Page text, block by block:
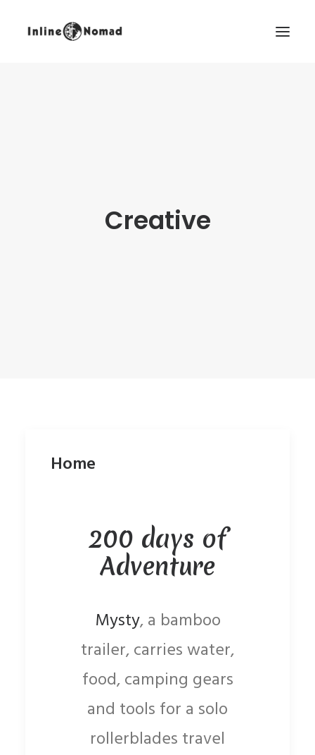
Creative
Home
200 days of
Adventure
Mysty, a bamboo
trailer, carries water,
food, camping gears
and tools for a solo
rollerblades travel